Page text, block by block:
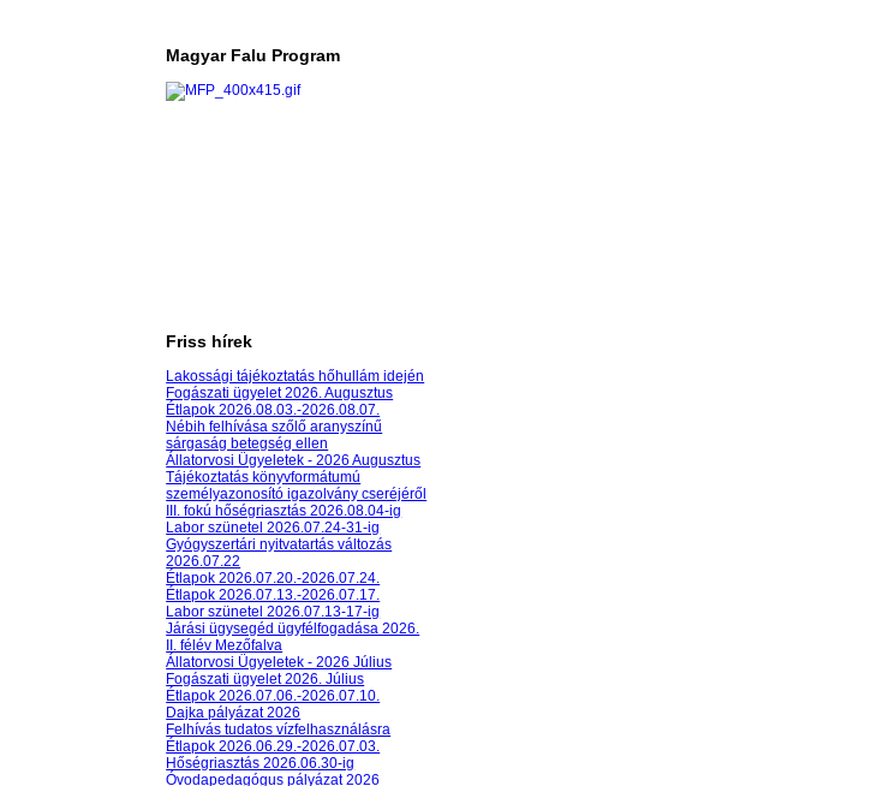
Magyar Falu Program
Friss hírek
Lakossági tájékoztatás hőhullám idején
Fogászati ügyelet 2026. Augusztus
Étlapok 2026.08.03.-2026.08.07.
Nébih felhívása szőlő aranyszínű
sárgaság betegség ellen
Állatorvosi Ügyeletek - 2026 Augusztus
Tájékoztatás könyvformátumú
személyazonosító igazolvány cseréjéről
III. fokú hőségriasztás 2026.08.04-ig
Labor szünetel 2026.07.24-31-ig
Gyógyszertári nyitvatartás változás
2026.07.22
Étlapok 2026.07.20.-2026.07.24.
Étlapok 2026.07.13.-2026.07.17.
Labor szünetel 2026.07.13-17-ig
Járási ügysegéd ügyfélfogadása 2026.
II. félév Mezőfalva
Állatorvosi Ügyeletek - 2026 Július
Fogászati ügyelet 2026. Július
Étlapok 2026.07.06.-2026.07.10.
Dajka pályázat 2026
Felhívás tudatos vízfelhasználásra
Étlapok 2026.06.29.-2026.07.03.
Hőségriasztás 2026.06.30-ig
Óvodapedagógus pályázat 2026